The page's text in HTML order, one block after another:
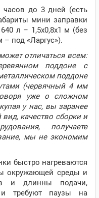
до 3 дней (есть
мини заправки
л – 1,5х0,8х1 м (без
под «Ларгус»).
отличаться всем:
поддоне с
поддоне
(червячный 4 мм
уже о сложном
у нас, вы заранее
качество сборки и
получаете
мы не экономим
быстро нагреваются
окружающей среды и
и длинны подачи,
и требуют паузы на